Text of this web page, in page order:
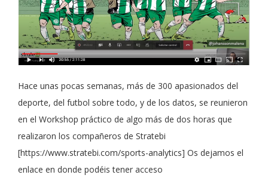
Hace unas pocas semanas, más de 300 apasionados del
deporte, del futbol sobre todo, y de los datos, se reunieron
en el Workshop práctico de algo más de dos horas que
realizaron los compañeros de Stratebi
[https://www.stratebi.com/sports-analytics] Os dejamos el
enlace en donde podéis tener acceso